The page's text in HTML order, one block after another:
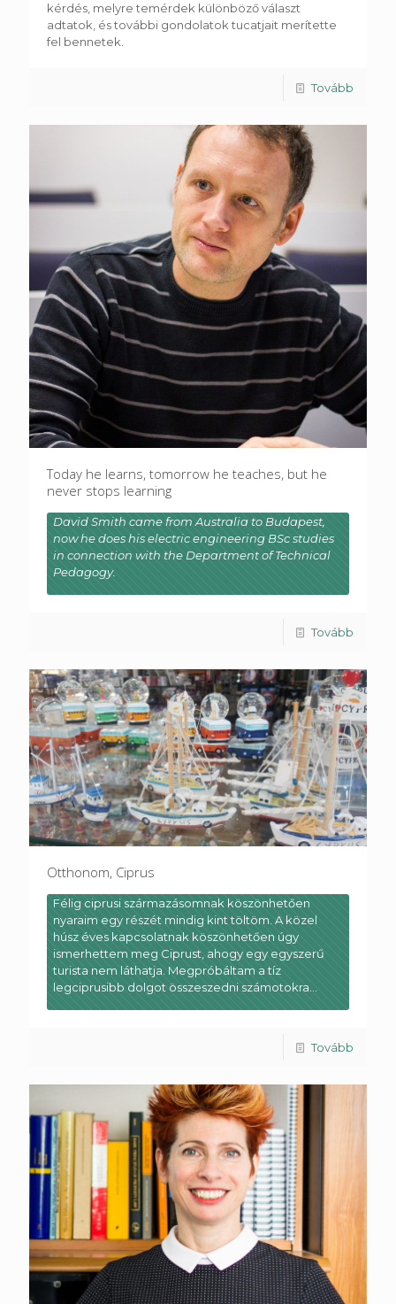
kérdés, melyre temérdek különböző választ
adtatok, és további gondolatok tucatjait merítette
fel bennetek.
Tovább
Today he learns, tomorrow he teaches, but he
never stops learning
David Smith came from Australia to Budapest,
now he does his electric engineering BSc studies
in connection with the Department of Technical
Pedagogy.
Tovább
Otthonom, Ciprus
Félig ciprusi származásomnak köszönhetően
nyaraim egy részét mindig kint töltöm. A közel
húsz éves kapcsolatnak köszönhetően úgy
ismerhettem meg Ciprust, ahogy egy egyszerű
turista nem láthatja. Megpróbáltam a tíz
legciprusibb dolgot összeszedni számotokra…
Tovább